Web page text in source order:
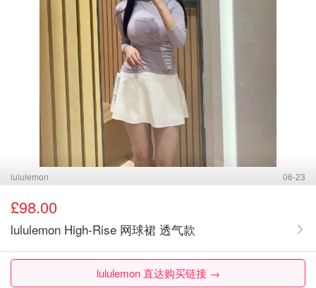
lululemon 06-23
£98.00
lululemon High-Rise 网球裙 透气款
lululemon 直达购买链接 →